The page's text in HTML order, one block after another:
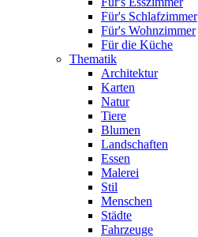
Für's Schlafzimmer
Für's Wohnzimmer
Für die Küche
Thematik
Architektur
Karten
Natur
Tiere
Blumen
Landschaften
Essen
Malerei
Stil
Menschen
Städte
Fahrzeuge